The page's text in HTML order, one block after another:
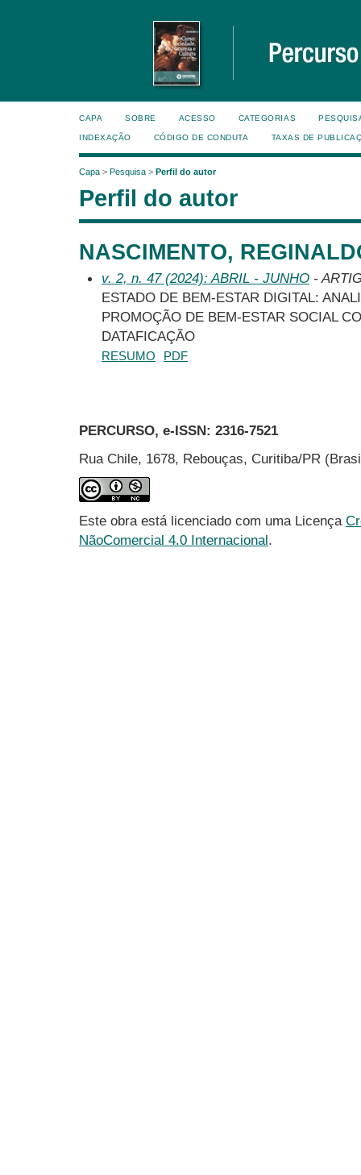
CAPA SOBRE ACESSO CATEGORIAS
INDEXAÇÃO CÓDIGO DE CONDUTA TAXAS DE
Capa > Pesquisa > Perfil do autor
Perfil do autor
NASCIMENTO,
v. 2, n. 47 (2024): ABRIL - JUNHO -
ESTADO DE BEM-ESTAR DIGITAL:
PROMOÇÃO DE BEM-ESTAR SOCIAL
DATAFICAÇÃO
RESUMO PDF
PERCURSO, e-ISSN: 2316-7521
Rua Chile, 1678, Rebouças, Curitiba/PR
Este obra está licenciado com uma Licença
NãoComercial 4.0 Internacional.